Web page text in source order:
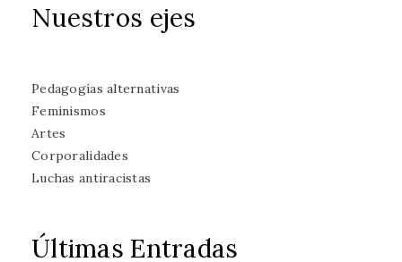
Nuestros ejes
Pedagogías alternativas
Feminismos
Artes
Corporalidades
Luchas antiracistas
Últimas Entradas